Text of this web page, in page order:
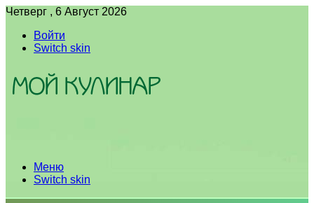
Четверг , 6 Август 2026
Войти
Switch skin
Меню
Switch skin